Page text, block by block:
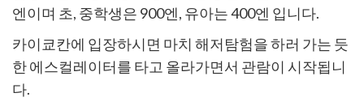
엔이며 초, 중학생은 900엔, 유아는 400엔 입니다.
카이쿄칸에 입장하시면 마치 해저탐험을 하러 가는 듯
한 에스컬레이터를 타고 올라가면서 관람이 시작됩니
다.